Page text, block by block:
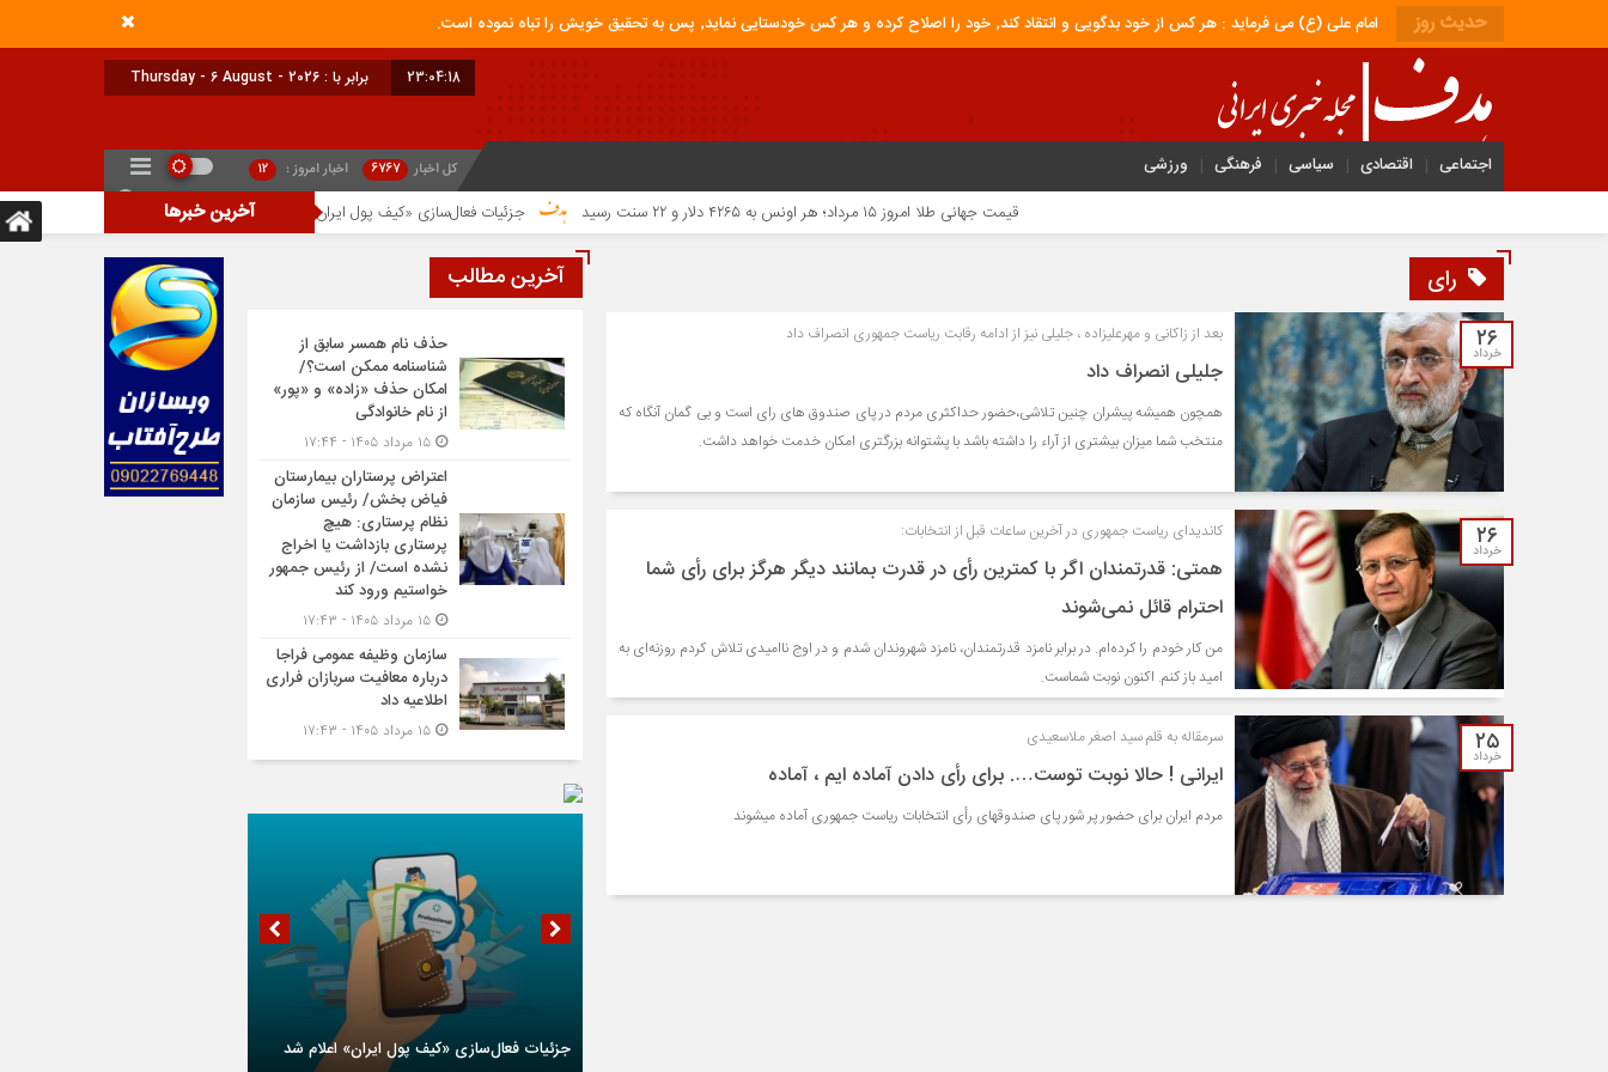
حدیث روز امام علی (ع) می فرماید : هر کس از خود بدگویی و انتقاد کند٬ خود را اصلاح کرده و هر کس خودستایی نماید٬ پس به تحقیق خویش را تباه نموده است.
23:04:18 برابر با : Thursday - 6 August - 2026
اجتماعی اقتصادی سیاسی فرهنگی ورزشی کل اخبار 6767 اخبار امروز : 12
آخرین خبرها قیمت جهانی طلا امروز ۱۵ مرداد؛ هر اونس به ۴۲۶۵ دلار و ۲۲ سنت رسید جزئیات فعال‌سازی «کیف پول ایران» اعلام شد صرافی کوین‌بیس معاملات ۶ رمزارز را متوقف کرد
رای
۲۶
خرداد
بعد از زاکانی و مهرعلیزاده ، جلیلی نیز از ادامه رقابت ریاست جمهوری انصراف داد
جلیلی انصراف داد
همچون همیشه پیشران چنین تلاشی،حضور حداکثری مردم در پای صندوق های رای است و بی گمان آنگاه که
منتخب شما میزان بیشتری از آراء را داشته باشد با پشتوانه بزرگتری امکان خدمت خواهد داشت.
۲۶
خرداد
کاندیدای ریاست جمهوری در آخرین ساعات قبل از انتخابات:
همتی: قدرتمندان اگر با کمترین رأی در قدرت بمانند دیگر هرگز برای رأی شما
احترام قائل نمی‌شوند
من کار خودم را کرده‌ام. در برابر نامزد قدرتمندان، نامزد شهروندان شدم و در اوج ناامیدی تلاش کردم روزنه‌ای به
امید باز کنم. اکنون نوبت شماست.
۲۵
خرداد
سرمقاله به قلم سید اصغر ملاسعیدی
ایرانی ! حالا نوبت توست…. برای رأی دادن آماده ایم ، آماده
مردم ایران برای حضور پر شور پای صندوقهای رأی انتخابات ریاست جمهوری آماده میشوند
آخرین مطالب
حذف نام همسر سابق از
شناسنامه ممکن است؟/
امکان حذف «زاده» و «پور»
از نام خانوادگی
اعتراض پرستاران بیمارستان
فیاض بخش/ رئیس سازمان
نظام پرستاری: هیچ
پرستاری بازداشت یا اخراج
نشده است/ از رئیس جمهور
خواستیم ورود کند
سازمان وظیفه عمومی فراجا
درباره معافیت سربازان فراری
اطلاعیه داد
جزئیات فعال‌سازی «کیف پول ایران» اعلام شد